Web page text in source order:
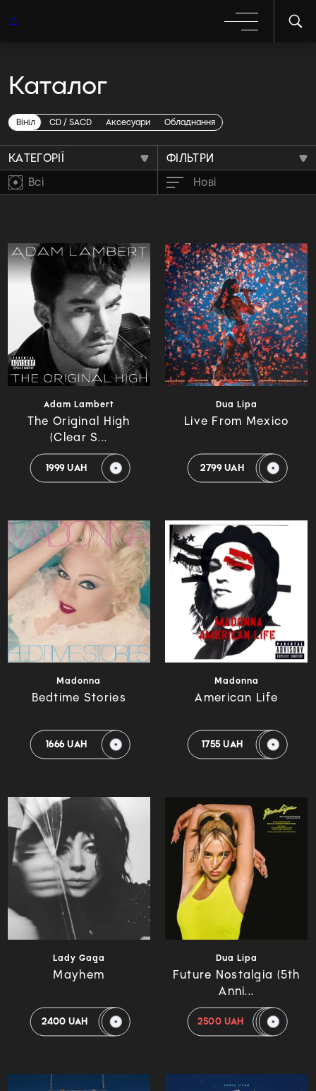
Каталог
Вініл CD / SACD Аксесуари Обладнання
Dance/Pop
КАТЕГОРІЇ
ФІЛЬТРИ
Всі
Нові
Adam Lambert
The Original High
(Clear S...
1999 UAH
Dua Lipa
Live From Mexico
2799 UAH
Madonna
Bedtime Stories
1666 UAH
Madonna
American Life
1755 UAH
Lady Gaga
Mayhem
2400 UAH
Dua Lipa
Future Nostalgia (5th
Anni...
2500 UAH